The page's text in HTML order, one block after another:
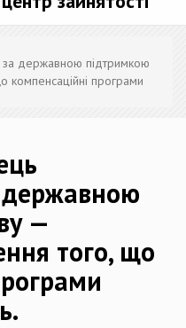
за державною підтримкою
компенсаційні програми
державною
—
того, що